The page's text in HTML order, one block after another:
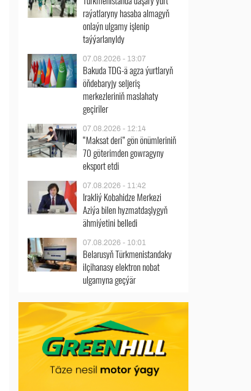
raýatlaryny hasaba almagyň
onlaýn ulgamy işlenip
taýýarlanyldy
07.08.2026 - 13:07
Bakuda TDG-ä agza ýurtlaryň
öňdebaryjy seljeriş
merkezleriniň maslahaty
geçiriler
07.08.2026 - 12:14
“Maksat deri” gön önümleriniň
70 göterimden gowragyny
eksport etdi
07.08.2026 - 11:42
Irakliý Kobahidze Merkezi
Aziýa bilen hyzmatdaşlygyň
ähmiýetini belledi
07.08.2026 - 10:01
Belarusyň Türkmenistandaky
ilçihanasy elektron nobat
ulgamyna geçýär